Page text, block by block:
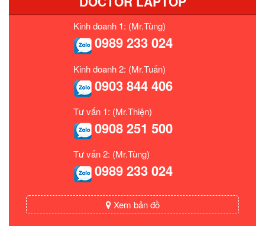
Kinh doanh 1: (Mr.Tùng)
0989 233 024
Kinh doanh 2: (Mr.Tuấn)
0903 844 406
Tư vấn 1: (Mr.Thiện)
0908 251 500
Tư vấn 2: (Mr.Tùng)
0989 233 024
Xem bản đồ